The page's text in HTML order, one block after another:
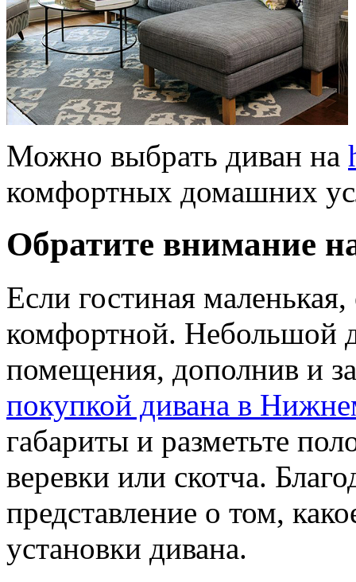
Можно выбрать диван на
комфортных домашних
Обратите внимание
Если гостиная
комфортной. Небольшой
помещения, дополнив и
покупкой дивана в
габариты и разметьте
веревки или скотча.
представление о том,
установки дивана.